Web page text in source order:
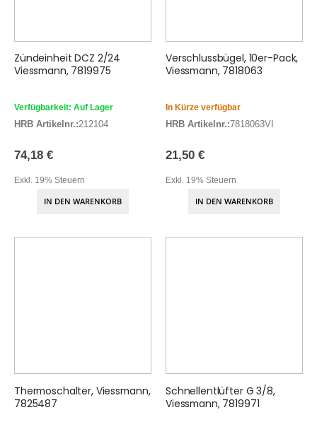
Zündeinheit DCZ 2/24
Viessmann, 7819975
Verfügbarkeit: Auf Lager
HRB Artikelnr.:212104
74,18 €
Exkl. 19% Steuern
IN DEN WARENKORB
Verschlussbügel, 10er-Pack,
Viessmann, 7818063
In Kürze verfügbar
HRB Artikelnr.:7818063VI
21,50 €
Exkl. 19% Steuern
IN DEN WARENKORB
Thermoschalter, Viessmann,
7825487
Schnellentlüfter G 3/8,
Viessmann, 7819971